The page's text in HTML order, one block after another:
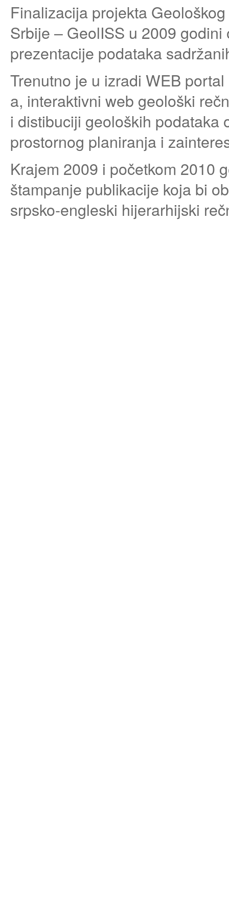
Finalizacija projekta
Srbije – GeolISS u 2009
prezentacije podataka
Trenutno je u izradi WEB
a, interaktivni web geološki
i distibuciji geoloških podataka
prostornog planiranja i
Krajem 2009 i početkom 2010
štampanje publikacije koja bi
srpsko-engleski hijerarhijski